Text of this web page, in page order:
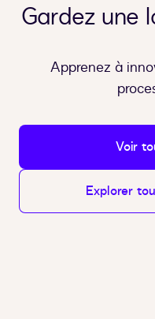
Gardez une
Apprenez à
Voir
Explorer